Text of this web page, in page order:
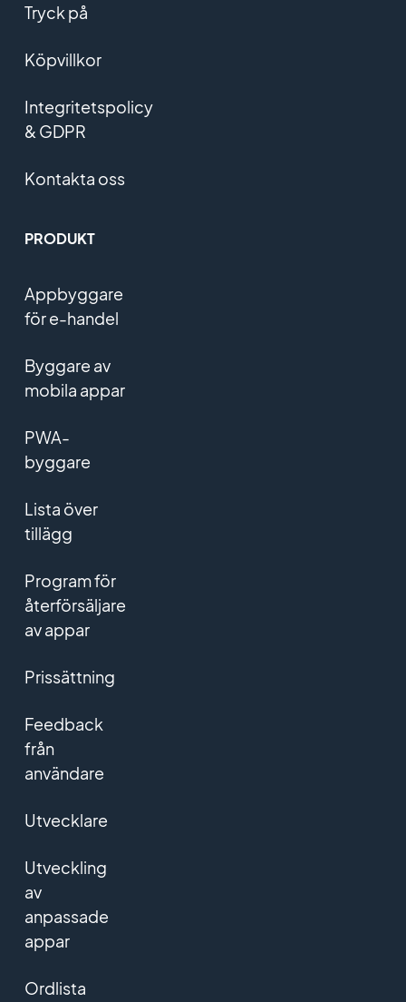
Tryck på
Köpvillkor
Integritetspolicy
& GDPR
Kontakta oss
PRODUKT
Appbyggare
för e-handel
Byggare av
mobila appar
PWA-
byggare
Lista över
tillägg
Program för
återförsäljare
av appar
Prissättning
Feedback
från
användare
Utvecklare
Utveckling
av
anpassade
appar
Ordlista